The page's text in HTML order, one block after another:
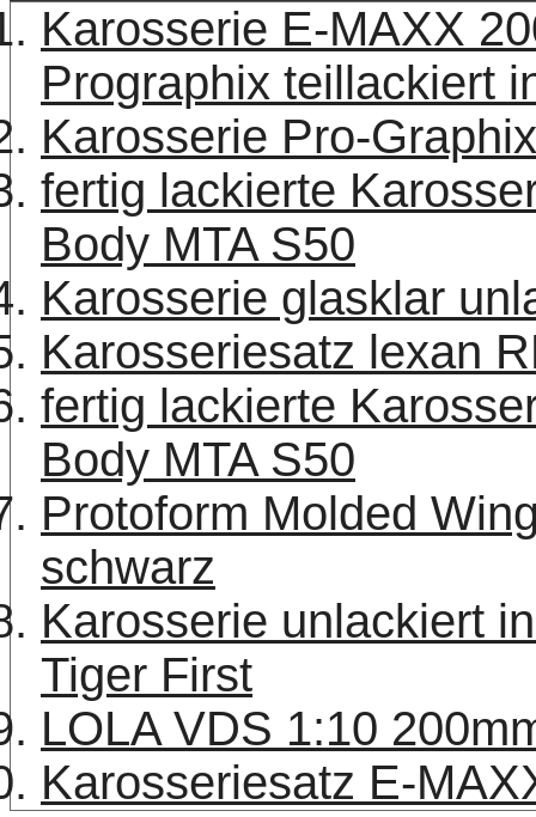
Karosserie E-MAXX
Prographix teillackiert
Karosserie Pro-
fertig lackierte
Body MTA S50
Karosserie glasklar
Karosseriesatz lexan
fertig lackierte
Body MTA S50
Protoform Molded
schwarz
Karosserie unlackiert
Tiger First
LOLA VDS 1:10
Karosseriesatz E-